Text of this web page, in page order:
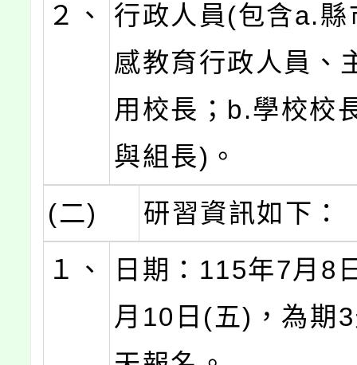
２、
行政人員(包含a.縣
感教育行政人員、
用校長；b.學校校
與組長)。
(二)
研習資訊如下：
１、
日期：115年7月8
月10日(五)，為期